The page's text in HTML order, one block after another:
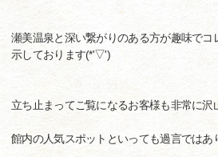
瀬美温泉と深い繋がりのある方が趣味でコ
示しております(*'▽')
立ち止まってご覧になるお客様も非常に沢
館内の人気スポットといっても過言ではあ